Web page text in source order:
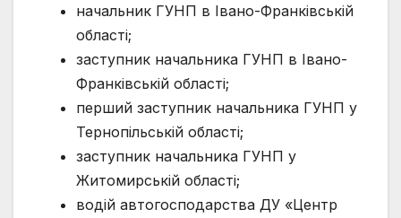
начальник ГУНП в Івано-Франківській
області;
заступник начальника ГУНП в Івано-
Франківській області;
перший заступник начальника ГУНП у
Тернопільській області;
заступник начальника ГУНП у
Житомирській області;
водій автогосподарства ДУ «Центр